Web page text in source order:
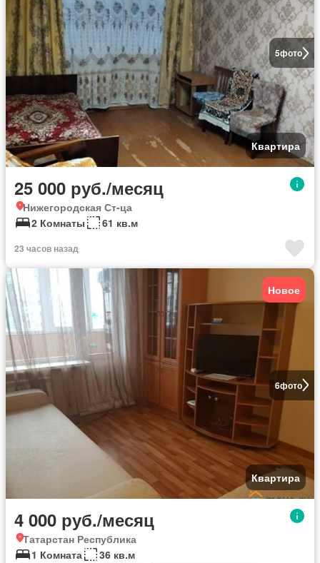
5фото
Квартира
25 000 руб./месяц
Нижегородская Ст-ца
2 Комнаты
61 кв.м
23 часов назад
6фото
Новое
Квартира
4 000 руб./месяц
Татарстан Республика
1 Комната
36 кв.м